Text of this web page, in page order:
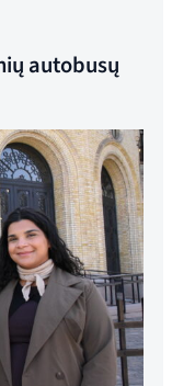
Lind
autobusų